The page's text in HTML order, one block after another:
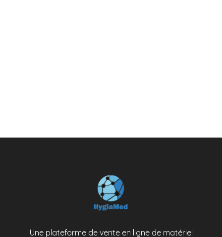
Une plateforme de vente en ligne de matériel